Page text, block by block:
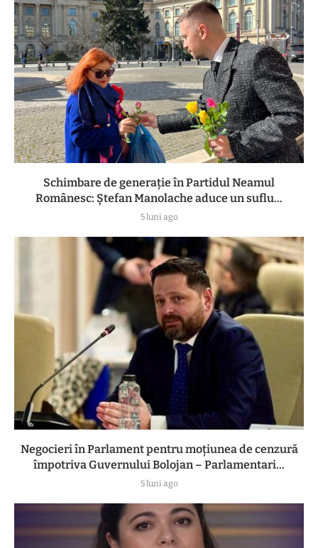
Schimbare de generație în Partidul Neamul
Românesc: Ștefan Manolache aduce un suflu...
5 luni ago
Negocieri în Parlament pentru moțiunea de cenzură
împotriva Guvernului Bolojan – Parlamentari...
5 luni ago